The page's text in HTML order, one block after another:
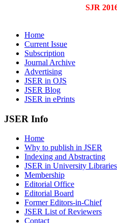
SJR
Home
Current Issue
Subscription
Journal Archive
Advertising
JSER in OJS
JSER Blog
JSER in ePrints
JSER Info
Home
Why to publish in JSER
Indexing and Abstracting
JSER in University Libraries
Membership
Editorial Office
Editorial Board
Former Editors-in-Chief
JSER List of Reviewers
Contact